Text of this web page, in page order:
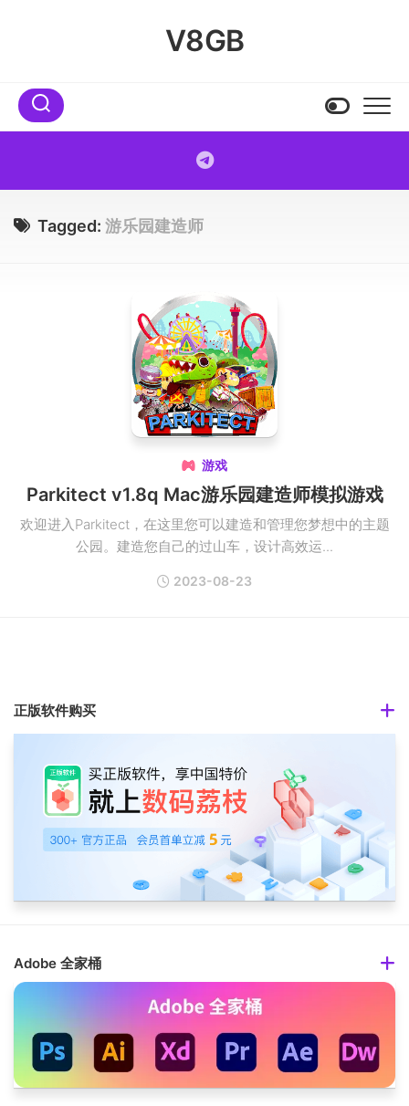
V8GB
Tagged: 游乐园建造师
 游戏
Parkitect v1.8q Mac游乐园建造师模拟游戏
欢迎进入Parkitect，在这里您可以建造和管理您梦想中的主题
公园。建造您自己的过山车，设计高效运...
2023-08-23
正版软件购买
Adobe 全家桶